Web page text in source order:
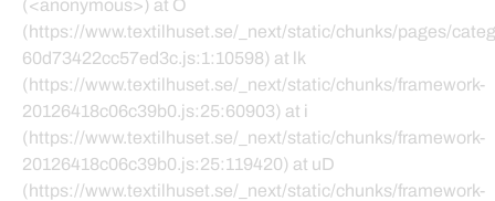
(<anonymous>) at O
(https://www.textilhuset.se/_next/static/chunks/pages/
60d73422cc57ed3c.js:1:10598) at lk
(https://www.textilhuset.se/_next/static/chunks/framework-
20126418c06c39b0.js:25:60903) at i
(https://www.textilhuset.se/_next/static/chunks/framework-
20126418c06c39b0.js:25:119420) at uD
(https://www.textilhuset.se/_next/static/chunks/framework-